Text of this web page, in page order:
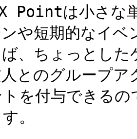
Pointは小さな
や短期的なイ
、ちょっとし
とのグループ
を付与できる
。